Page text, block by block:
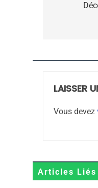
LAISSER
Vous devez
Articles Liés